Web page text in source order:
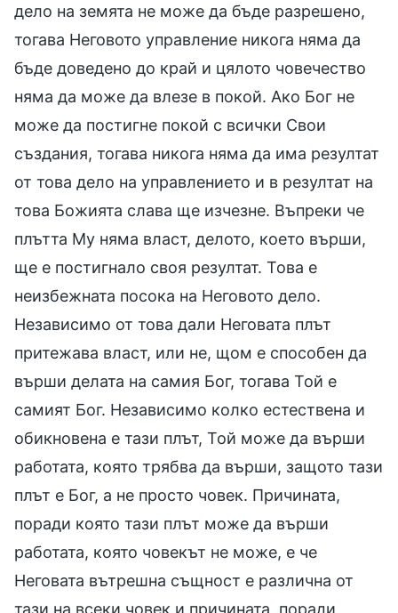
дело на земята не може да бъде разрешено,
тогава Неговото управление никога няма да
бъде доведено до край и цялото човечество
няма да може да влезе в покой. Ако Бог не
може да постигне покой с всички Свои
създания, тогава никога няма да има резултат
от това дело на управлението и в резултат на
това Божията слава ще изчезне. Въпреки че
плътта Му няма власт, делото, което върши,
ще е постигнало своя резултат. Това е
неизбежната посока на Неговото дело.
Независимо от това дали Неговата плът
притежава власт, или не, щом е способен да
върши делата на самия Бог, тогава Той е
самият Бог. Независимо колко естествена и
обикновена е тази плът, Той може да върши
работата, която трябва да върши, защото тази
плът е Бог, а не просто човек. Причината,
поради която тази плът може да върши
работата, която човекът не може, е че
Неговата вътрешна същност е различна от
тази на всеки човек и причината, поради